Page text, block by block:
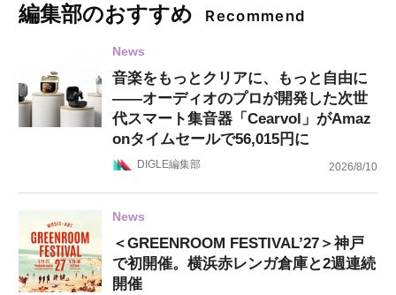
編集部のおすすめ Recommend
News
音楽をもっとクリアに、もっと自由に
——オーディオのプロが開発した次世
代スマート集音器「Cearvol」がAmaz
onタイムセールで56,015円に
DIGLE編集部 2026/8/10
News
＜GREENROOM FESTIVAL’27＞神戸
で初開催。横浜赤レンガ倉庫と2週連続
開催